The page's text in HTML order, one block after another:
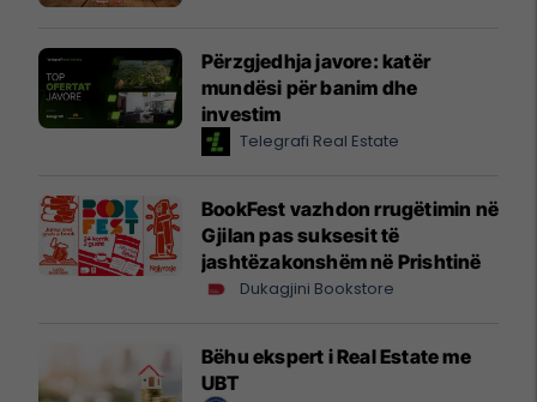
Përzgjedhja javore: katër
mundësi për banim dhe
investim
Telegrafi Real Estate
BookFest vazhdon rrugëtimin në
Gjilan pas suksesit të
jashtëzakonshëm në Prishtinë
Dukagjini Bookstore
Bëhu ekspert i Real Estate me
UBT